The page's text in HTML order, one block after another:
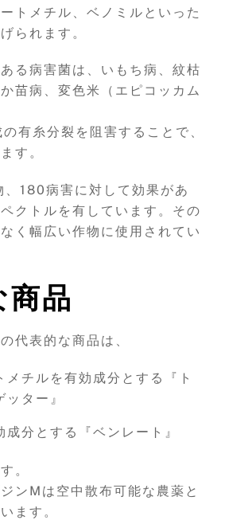
トメチル、ベノミルといった
られます。
る病害菌は、いもち病、紋枯
苗病、変色米（エピコッカム
有糸分裂を阻害することで、
す。
180病害に対して効果があ
クトルを有しています。その
く幅広い作物に使用されてい
商品
代表的な商品は、
メチルを有効成分とする『ト
ター』
分とする『ベンレート』
。
ンMは空中散布可能な農薬と
ます。